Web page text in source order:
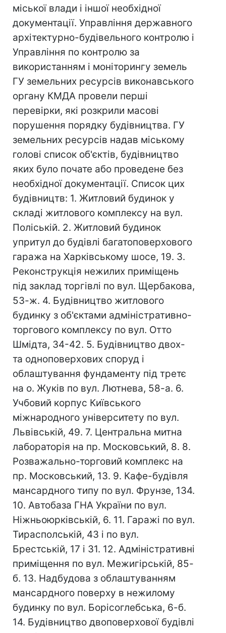
міської влади і іншої необхідної
документації. Управління державного
архітектурно-будівельного контролю і
Управління по контролю за
використанням і моніторингу земель
ГУ земельних ресурсів виконавського
органу КМДА провели перші
перевірки, які розкрили масові
порушення порядку будівництва. ГУ
земельних ресурсів надав міському
голові список об'єктів, будівництво
яких було почате або проведене без
необхідної документації. Список цих
будівництв: 1. Житловий будинок у
складі житлового комплексу на вул.
Поліській. 2. Житловий будинок
упритул до будівлі багатоповерхового
гаража на Харківському шосе, 19. 3.
Реконструкція нежилих приміщень
під заклад торгівлі по вул. Щербакова,
53-ж. 4. Будівництво житлового
будинку з об'єктами адміністративно-
торгового комплексу по вул. Отто
Шмідта, 34-42. 5. Будівництво двох-
та одноповерхових споруд і
облаштування фундаменту під третє
на о. Жуків по вул. Лютнева, 58-а. 6.
Учбовий корпус Київського
міжнародного університету по вул.
Львівській, 49. 7. Центральна митна
лабораторія на пр. Московський, 8. 8.
Розважально-торговий комплекс на
пр. Московський, 13. 9. Кафе-будівля
мансардного типу по вул. Фрунзе, 134.
10. Автобаза ГНА України по вул.
Ніжньоюрківській, 6. 11. Гаражі по вул.
Тирасполській, 43 і по вул.
Брестській, 17 і 31. 12. Адміністративні
приміщення по вул. Межигірській, 85-
б. 13. Надбудова з облаштуванням
мансардного поверху в нежилому
будинку по вул. Борісоглебська, 6-б.
14. Будівництво двоповерхової будівлі